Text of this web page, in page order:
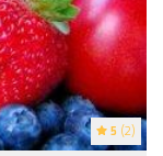
5 (2)